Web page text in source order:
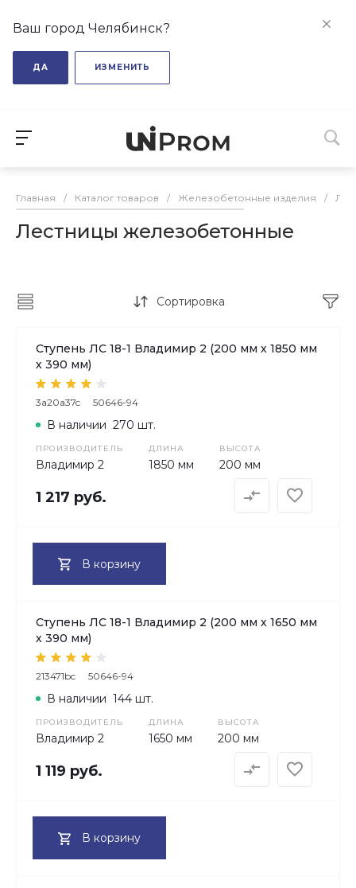
Ваш город Челябинск?
ДА ИЗМЕНИТЬ
Главная / Каталог товаров / Железобетонные изделия /
Лестницы железобетонные
Сортировка
Ступень ЛС 18-1 Владимир 2 (200 мм х 1850 мм
х 390 мм)
3a20a37c 50646-94
ПРОИЗВОДИТЕЛЬ
Владимир 2
ДЛИНА
1850 мм
ВЫСОТА
200 мм
В наличии 270 шт.
1 217 руб.
В корзину
Ступень ЛС 18-1 Владимир 2 (200 мм х 1650 мм
х 390 мм)
213471bc 50646-94
ПРОИЗВОДИТЕЛЬ
Владимир 2
ДЛИНА
1650 мм
ВЫСОТА
200 мм
В наличии 144 шт.
1 119 руб.
В корзину